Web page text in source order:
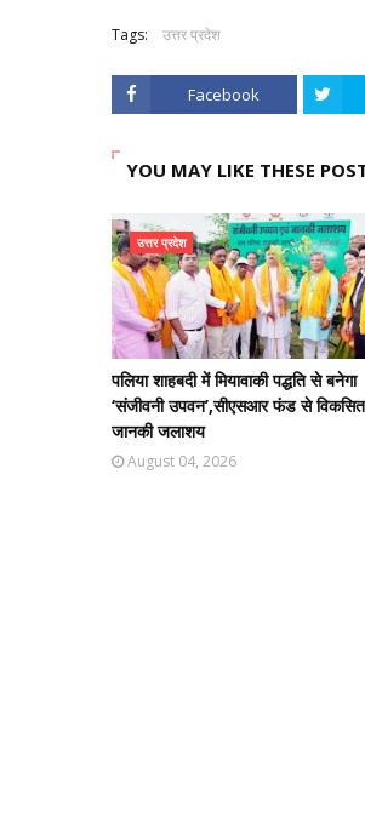
Tags: उत्तर प्रदेश
Facebook
YOU MAY LIKE THESE
उत्तर प्रदेश
पलिया शाहबदी में मियावाकी पद्धति से बनेगा
‘संजीवनी उपवन’,सीएसआर फंड से विकसित
जानकी जलाशय
August 04, 2026